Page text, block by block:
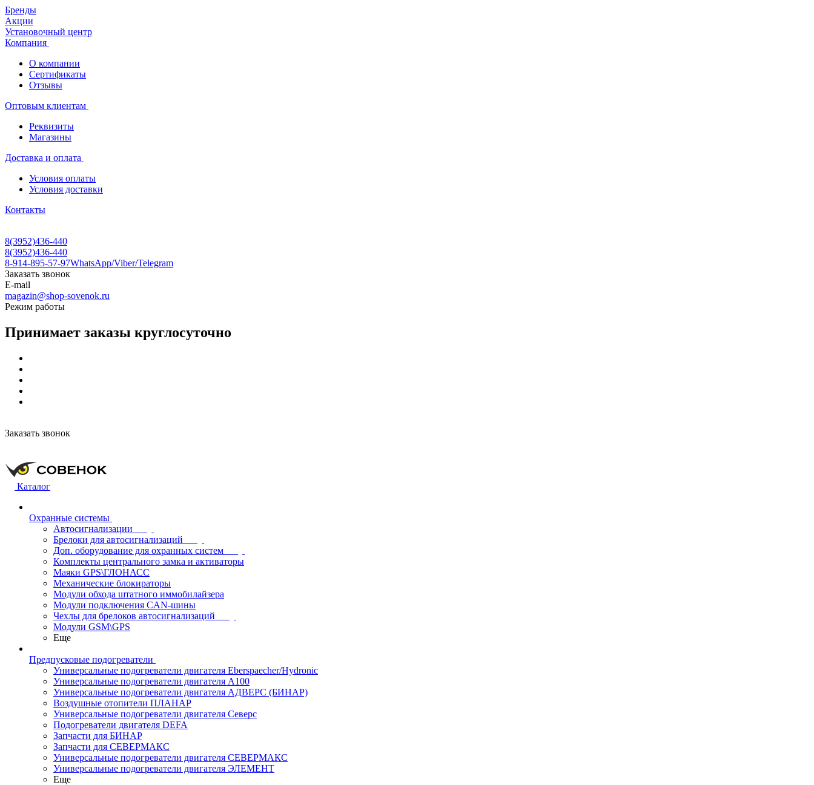
Бренды
Акции
Установочный центр
Компания
О компании
Сертификаты
Отзывы
Оптовым клиентам
Реквизиты
Магазины
Доставка и оплата
Условия оплаты
Условия доставки
Контакты
8(3952)436-440
8(3952)436-440
8-914-895-57-97WhatsApp/Viber/Telegram
Заказать звонок
E-mail
magazin@shop-sovenok.ru
Режим работы
Принимает заказы круглосуточно
Заказать звонок
Каталог
Охранные системы
Автосигнализации
Брелоки для автосигнализаций
Доп. оборудование для охранных систем
Комплекты центрального замка и активаторы
Маяки GPS\ГЛОНАСС
Механические блокираторы
Модули обхода штатного иммобилайзера
Модули подключения CAN-шины
Чехлы для брелоков автосигнализаций
Модули GSM\GPS
Еще
Предпусковые подогреватели
Универсальные подогреватели двигателя Eberspaecher/Hydronic
Универсальные подогреватели двигателя A100
Универсальные подогреватели двигателя АДВЕРС (БИНАР)
Воздушные отопители ПЛАНАР
Универсальные подогреватели двигателя Северс
Подогреватели двигателя DEFA
Запчасти для БИНАР
Запчасти для СЕВЕРМАКС
Универсальные подогреватели двигателя СЕВЕРМАКС
Универсальные подогреватели двигателя ЭЛЕМЕНТ
Еще